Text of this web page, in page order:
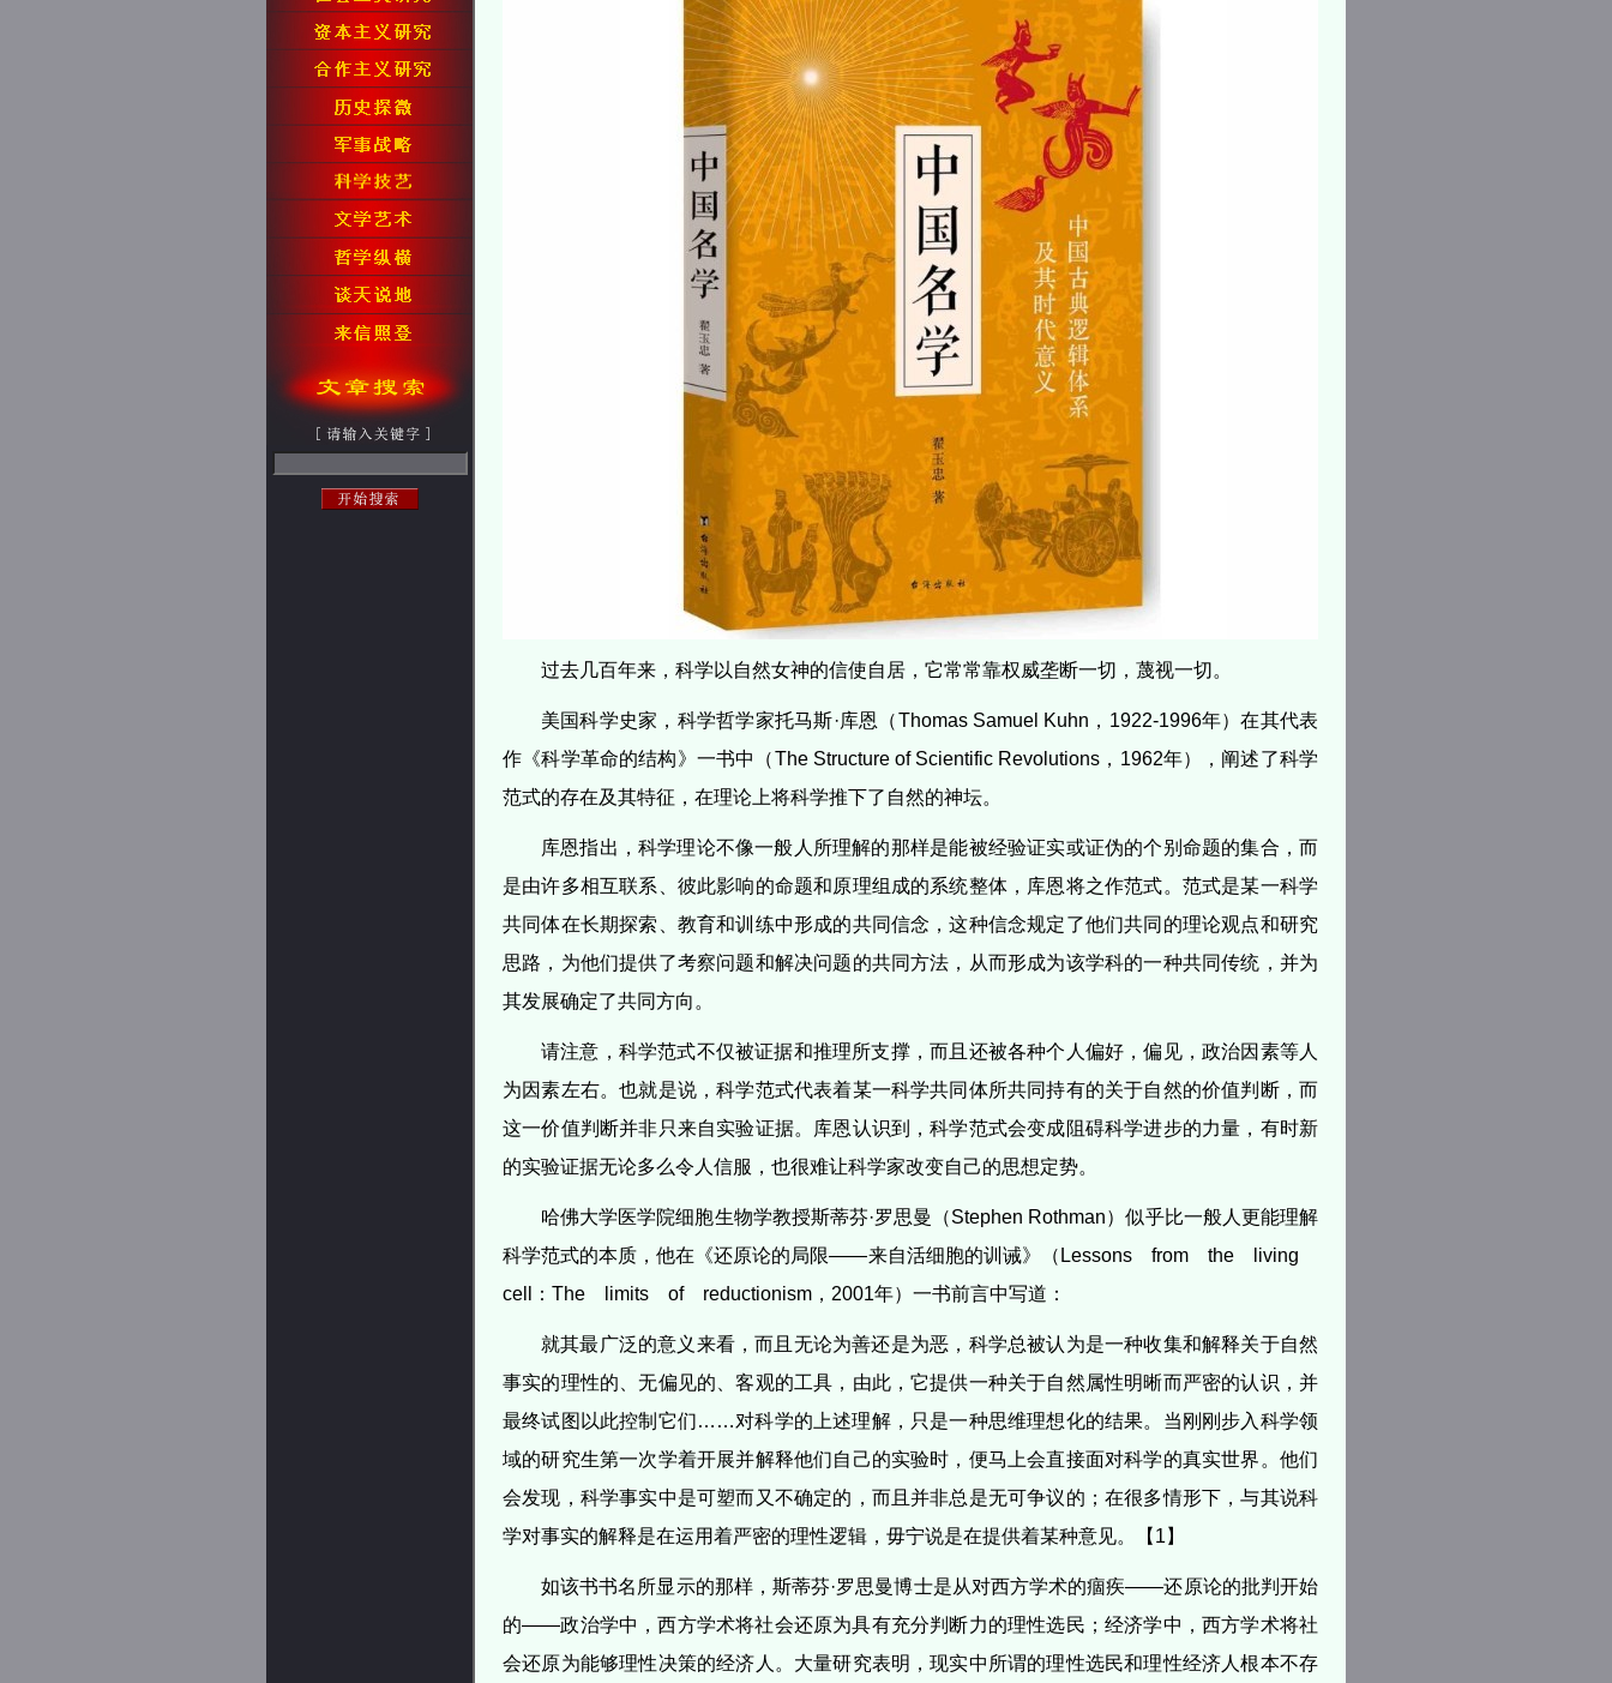
过去几百年来，科学以自然女神的信使自居，它常常靠权威垄断一切，蔑视一切。
美国科学史家，科学哲学家托马斯·库恩（Thomas Samuel Kuhn，1922-1996年）在其代表
作《科学革命的结构》一书中（The Structure of Scientific Revolutions，1962年），阐述了科学
范式的存在及其特征，在理论上将科学推下了自然的神坛。
库恩指出，科学理论不像一般人所理解的那样是能被经验证实或证伪的个别命题的集合，而
是由许多相互联系、彼此影响的命题和原理组成的系统整体，库恩将之作范式。范式是某一科学
共同体在长期探索、教育和训练中形成的共同信念，这种信念规定了他们共同的理论观点和研究
思路，为他们提供了考察问题和解决问题的共同方法，从而形成为该学科的一种共同传统，并为
其发展确定了共同方向。
请注意，科学范式不仅被证据和推理所支撑，而且还被各种个人偏好，偏见，政治因素等人
为因素左右。也就是说，科学范式代表着某一科学共同体所共同持有的关于自然的价值判断，而
这一价值判断并非只来自实验证据。库恩认识到，科学范式会变成阻碍科学进步的力量，有时新
的实验证据无论多么令人信服，也很难让科学家改变自己的思想定势。
哈佛大学医学院细胞生物学教授斯蒂芬·罗思曼（Stephen Rothman）似乎比一般人更能理解
科学范式的本质，他在《还原论的局限——来自活细胞的训诫》（Lessons from the living
cell：The limits of reductionism，2001年）一书前言中写道：
就其最广泛的意义来看，而且无论为善还是为恶，科学总被认为是一种收集和解释关于自然
事实的理性的、无偏见的、客观的工具，由此，它提供一种关于自然属性明晰而严密的认识，并
最终试图以此控制它们……对科学的上述理解，只是一种思维理想化的结果。当刚刚步入科学领
域的研究生第一次学着开展并解释他们自己的实验时，便马上会直接面对科学的真实世界。他们
会发现，科学事实中是可塑而又不确定的，而且并非总是无可争议的；在很多情形下，与其说科
学对事实的解释是在运用着严密的理性逻辑，毋宁说是在提供着某种意见。【1】
如该书书名所显示的那样，斯蒂芬·罗思曼博士是从对西方学术的痼疾——还原论的批判开始
的——政治学中，西方学术将社会还原为具有充分判断力的理性选民；经济学中，西方学术将社
会还原为能够理性决策的经济人。大量研究表明，现实中所谓的理性选民和理性经济人根本不存